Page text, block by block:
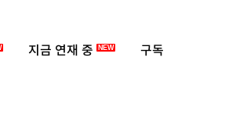
지금 연재 중 NEW 구독